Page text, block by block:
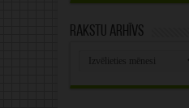
Rakstu arhīvs